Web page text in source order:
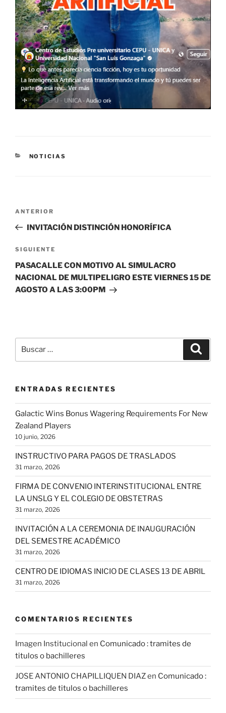
CATEGORÍAS
NOTICIAS
entradas
Entrada
anterior:
ANTERIOR
INVITACIÓN DISTINCIÓN HONORÍFICA
Siguiente
entrada
SIGUIENTE
PASACALLE CON MOTIVO AL SIMULACRO
NACIONAL DE MULTIPELIGRO ESTE VIERNES 15 DE
AGOSTO A LAS 3:00PM
por:
ENTRADAS RECIENTES
Galactic Wins Bonus Wagering Requirements For New
Zealand Players
10 junio, 2026
INSTRUCTIVO PARA PAGOS DE TRASLADOS
31 marzo, 2026
FIRMA DE CONVENIO INTERINSTITUCIONAL ENTRE
LA UNSLG Y EL COLEGIO DE OBSTETRAS
31 marzo, 2026
INVITACIÓN A LA CEREMONIA DE INAUGURACIÓN
DEL SEMESTRE ACADÉMICO
31 marzo, 2026
CENTRO DE IDIOMAS INICIO DE CLASES 13 DE ABRIL
31 marzo, 2026
COMENTARIOS RECIENTES
Imagen Institucional en Comunicado : tramites de
titulos o bachilleres
JOSE ANTONIO CHAPILLIQUEN DIAZen Comunicado :
tramites de titulos o bachilleres